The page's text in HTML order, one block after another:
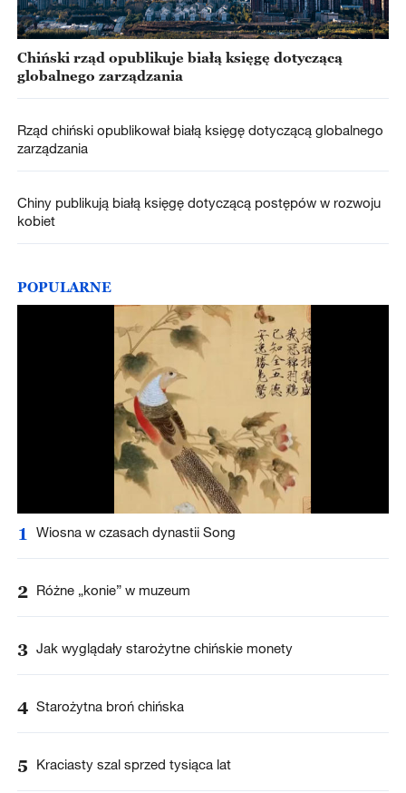
Chiński rząd opublikuje białą księgę dotyczącą
globalnego zarządzania
Rząd chiński opublikował białą księgę dotyczącą globalnego
zarządzania
Chiny publikują białą księgę dotyczącą postępów w rozwoju
kobiet
POPULARNE
1 Wiosna w czasach dynastii Song
2 Różne „konie” w muzeum
3 Jak wyglądały starożytne chińskie monety
4 Starożytna broń chińska
5 Kraciasty szal sprzed tysiąca lat